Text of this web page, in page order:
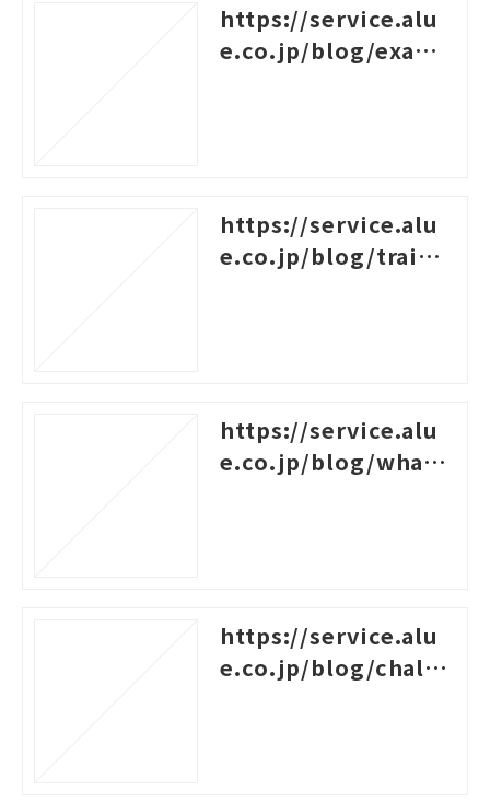
https://service.alu
e.co.jp/blog/examp
https://service.alu
e.co.jp/blog/traini
https://service.alu
e.co.jp/blog/what-i
https://service.alu
e.co.jp/blog/challe